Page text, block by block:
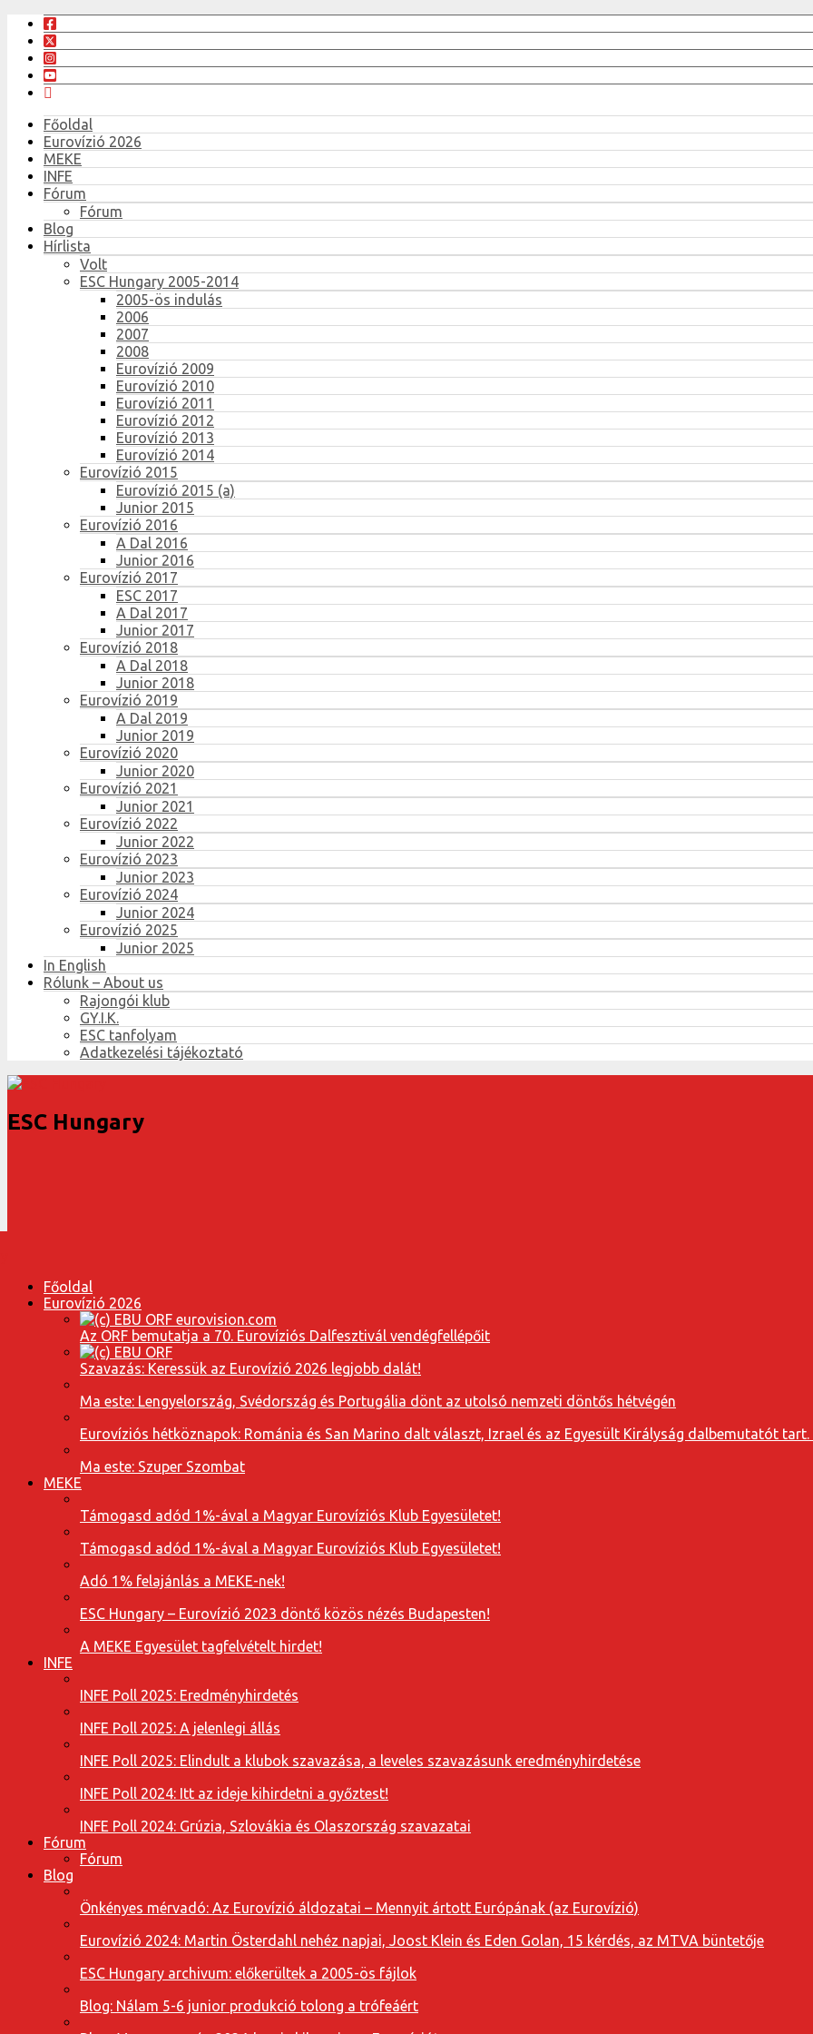
Főoldal
Eurovízió 2026
MEKE
INFE
Fórum
Fórum
Blog
Hírlista
Volt
ESC Hungary 2005-2014
2005-ös indulás
2006
2007
2008
Eurovízió 2009
Eurovízió 2010
Eurovízió 2011
Eurovízió 2012
Eurovízió 2013
Eurovízió 2014
Eurovízió 2015
Eurovízió 2015 (a)
Junior 2015
Eurovízió 2016
A Dal 2016
Junior 2016
Eurovízió 2017
ESC 2017
A Dal 2017
Junior 2017
Eurovízió 2018
A Dal 2018
Junior 2018
Eurovízió 2019
A Dal 2019
Junior 2019
Eurovízió 2020
Junior 2020
Eurovízió 2021
Junior 2021
Eurovízió 2022
Junior 2022
Eurovízió 2023
Junior 2023
Eurovízió 2024
Junior 2024
Eurovízió 2025
Junior 2025
In English
Rólunk – About us
Rajongói klub
GY.I.K.
ESC tanfolyam
Adatkezelési tájékoztató
ESC Hungary
Főoldal
Eurovízió 2026
Az ORF bemutatja a 70. Eurovíziós Dalfesztivál vendégfellépőit
Szavazás: Keressük az Eurovízió 2026 legjobb dalát!
Ma este: Lengyelország, Svédország és Portugália dönt az utolsó nemzeti döntős hétvégén
Eurovíziós hétköznapok: Románia és San Marino dalt választ, Izrael és az Egyesült Királyság dalbemutatót tart.
Ma este: Szuper Szombat
MEKE
Támogasd adód 1%-ával a Magyar Eurovíziós Klub Egyesületet!
Támogasd adód 1%-ával a Magyar Eurovíziós Klub Egyesületet!
Adó 1% felajánlás a MEKE-nek!
ESC Hungary – Eurovízió 2023 döntő közös nézés Budapesten!
A MEKE Egyesület tagfelvételt hirdet!
INFE
INFE Poll 2025: Eredményhirdetés
INFE Poll 2025: A jelenlegi állás
INFE Poll 2025: Elindult a klubok szavazása, a leveles szavazásunk eredményhirdetése
INFE Poll 2024: Itt az ideje kihirdetni a győztest!
INFE Poll 2024: Grúzia, Szlovákia és Olaszország szavazatai
Fórum
Fórum
Blog
Önkényes mérvadó: Az Eurovízió áldozatai – Mennyit ártott Európának (az Eurovízió)
Eurovízió 2024: Martin Österdahl nehéz napjai, Joost Klein és Eden Golan, 15 kérdés, az MTVA büntetője
ESC Hungary archivum: előkerültek a 2005-ös fájlok
Blog: Nálam 5-6 junior produkció tolong a trófeáért